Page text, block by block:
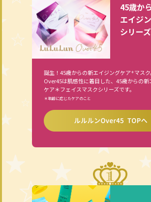
45歳か
エイジ
シリーズ
誕生！45歳からの新エイジングケア＊ マス
Over45は肌感性に着目した、45歳からの新
ケア＊フェイスマスクシリーズです。
＊年齢に応じたケアのこと